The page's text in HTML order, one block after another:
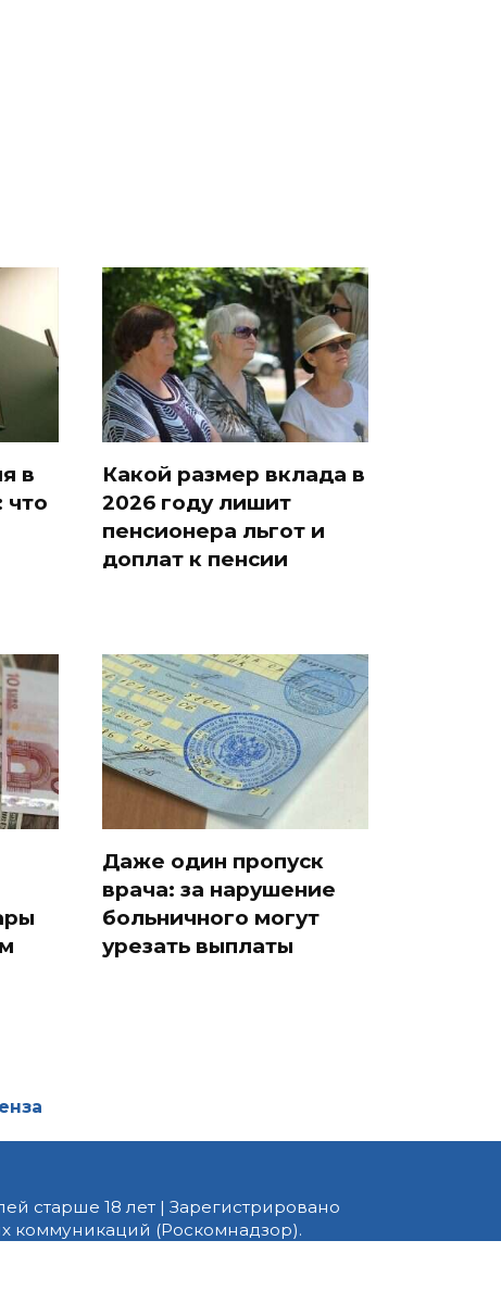
в
что
Какой размер вклада в
2026 году лишит
пенсионера льгот и
доплат к пенсии
Даже один пропуск
врача: за нарушение
больничного могут
урезать выплаты
старше 18 лет | Зарегистрировано
коммуникаций (Роскомнадзор).